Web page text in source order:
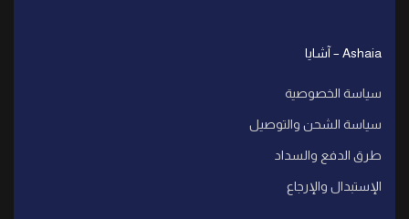
Ashaia – آشايا
سياسة الخصوصية
سياسة الشحن والتوصيل
طرق الدفع والسداد
الإستبدال والإرجاع